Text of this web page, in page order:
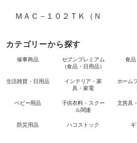
ＭＡＣ－１０２ＴＫ（Ｎ
カテゴリーから探す
催事商品
セブンプレミアム
（食品・日用品）
食品
生活雑貨・日用品
インテリア・家
具・家電
ホーム
ベビー用品
子供衣料・スクー
ル関連
文房具
防災用品 ハコストック ギ